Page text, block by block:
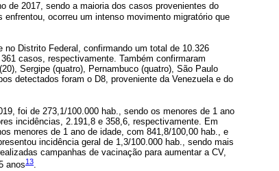
de 2017, sendo a maioria dos casos provenientes do
ocorreu um intenso movimento migratório que
Distrito Federal, confirmando um total de 10.326
casos, respectivamente. Também confirmaram
Sergipe (quatro), Pernambuco (quatro), São Paulo
detectados foram o D8, proveniente da Venezuela e do
foi de 273,1/100.000 hab., sendo os menores de 1 ano
incidências, 2.191,8 e 358,6, respectivamente. Em
menores de 1 ano de idade, com 841,8/100,00 hab., e
incidência geral de 1,3/100.000 hab., sendo mais
campanhas de vacinação para aumentar a CV,
anos13.